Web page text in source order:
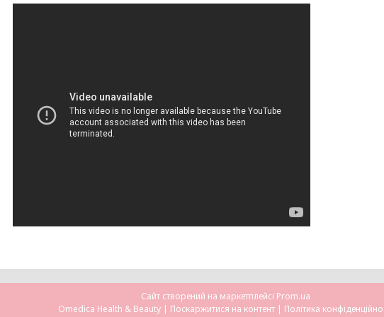
Сайт створений на маркетплейсі Prom.ua
Omedica Health & Beauty | Поскаржитися на контент | Політика